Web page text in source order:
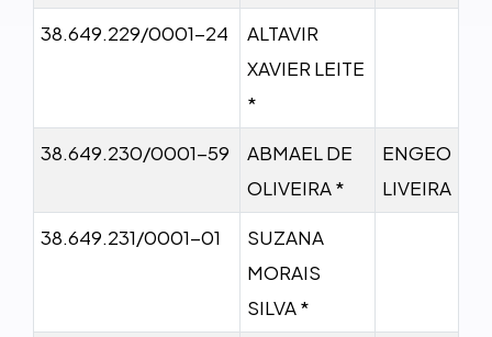
38.649.229/0001-24
ALTAVIR
XAVIER LEITE
*
38.649.230/0001-59
ABMAEL DE
OLIVEIRA *
ENGEO
LIVEIRA
38.649.231/0001-01
SUZANA
MORAIS
SILVA *